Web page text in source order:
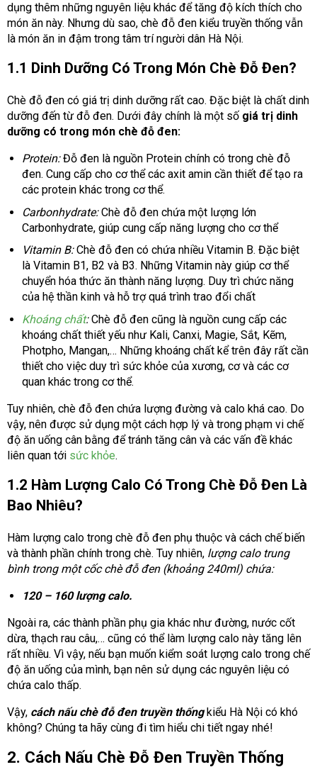
dụng thêm những nguyên liệu khác để tăng độ kích thích cho
món ăn này. Nhưng dù sao, chè đỗ đen kiểu truyền thống vẫn
là món ăn in đậm trong tâm trí người dân Hà Nội.
1.1 Dinh Dưỡng Có Trong Món Chè Đỗ Đen?
Chè đỗ đen có giá trị dinh dưỡng rất cao. Đặc biệt là chất dinh
dưỡng đến từ đỗ đen. Dưới đây chính là một số giá trị dinh
dưỡng có trong món chè đỗ đen:
Protein:Đỗ đen là nguồn Protein chính có trong chè đỗ
đen. Cung cấp cho cơ thể các axit amin cần thiết để tạo ra
các protein khác trong cơ thể.
Carbonhydrate:Chè đỗ đen chứa một lượng lớn
Carbonhydrate, giúp cung cấp năng lượng cho cơ thể
Vitamin B:Chè đỗ đen có chứa nhiều Vitamin B. Đặc biệt
là Vitamin B1, B2 và B3. Những Vitamin này giúp cơ thể
chuyển hóa thức ăn thành năng lượng. Duy trì chức năng
của hệ thần kinh và hỗ trợ quá trình trao đổi chất
Khoáng chất:Chè đỗ đen cũng là nguồn cung cấp các
khoáng chất thiết yếu như Kali, Canxi, Magie, Sắt, Kẽm,
Photpho, Mangan,… Những khoáng chất kể trên đây rất cần
thiết cho việc duy trì sức khỏe của xương, cơ và các cơ
quan khác trong cơ thể.
Tuy nhiên, chè đỗ đen chứa lượng đường và calo khá cao. Do
vậy, nên được sử dụng một cách hợp lý và trong phạm vi chế
độ ăn uống cân bằng để tránh tăng cân và các vấn đề khác
liên quan tới sức khỏe.
1.2 Hàm Lượng Calo Có Trong Chè Đỗ Đen Là
Bao Nhiêu?
Hàm lượng calo trong chè đỗ đen phụ thuộc và cách chế biến
và thành phần chính trong chè. Tuy nhiên, lượng calo trung
bình trong một cốc chè đỗ đen (khoảng 240ml) chứa:
120 – 160 lượng calo.
Ngoài ra, các thành phần phụ gia khác như đường, nước cốt
dừa, thạch rau câu,… cũng có thể làm lượng calo này tăng lên
rất nhiều. Vì vậy, nếu bạn muốn kiểm soát lượng calo trong chế
độ ăn uống của mình, bạn nên sử dụng các nguyên liệu có
chứa calo thấp.
Vậy, cách nấu chè đỗ đen truyền thốngkiểu Hà Nội có khó
không? Chúng ta hãy cùng đi tìm hiểu chi tiết ngay nhé!
2. Cách Nấu Chè Đỗ Đen Truyền Thống